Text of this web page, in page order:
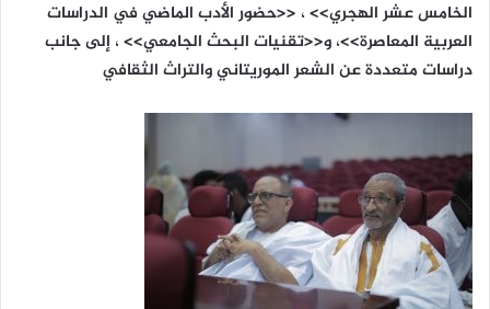
الخامس عشر الهجري>> ، <<حضور الأدب الماضي في الدراسات
العربية المعاصرة>>، و<<تقنيات البحث الجامعي>> ، إلى جانب
دراسات متعددة عن الشعر الموريتاني والتراث الثقافي